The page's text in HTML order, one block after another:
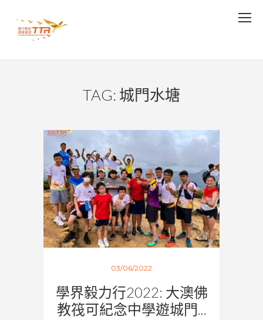
TAG: 城門水塘
03/06/2022
學界毅力行2022: 大澳佛
教筏可紀念中學遊城門...